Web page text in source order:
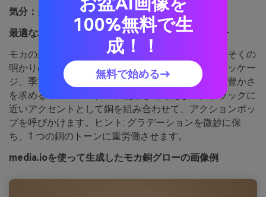
気分： 光る、高级、暖かい
最適な場合:
美容パッケージとプロモーションバナー
モカの影の上に輝く銅のハイライトは、金属のろうそくの
明かりのように高級感と温かみを感じます。美容パッケー
ジ、季節のプロモーション、または輝きのタッチで豊かさ
を求めるヒーローバナーに使用してください。ブラックに
近いアクセントとして銅を組み合わせて、アクションポッ
プを呼びかけます。ヒント: グラデーションを微妙に保
ち、1 つの銅のトーンに重労働させます。
media.ioを使って生成したモカ銅グローの画像例
100%無料で生
成！！
無料で始める→